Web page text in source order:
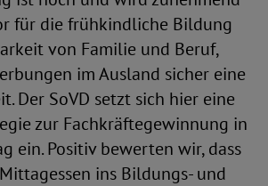
für die frühkindliche Bildung
von Familie und Beruf,
im Ausland sicher eine
Der SoVD setzt sich hier eine
zur Fachkräftegewinnung in
ein. Positiv bewerten wir, dass
ins Bildungs- und